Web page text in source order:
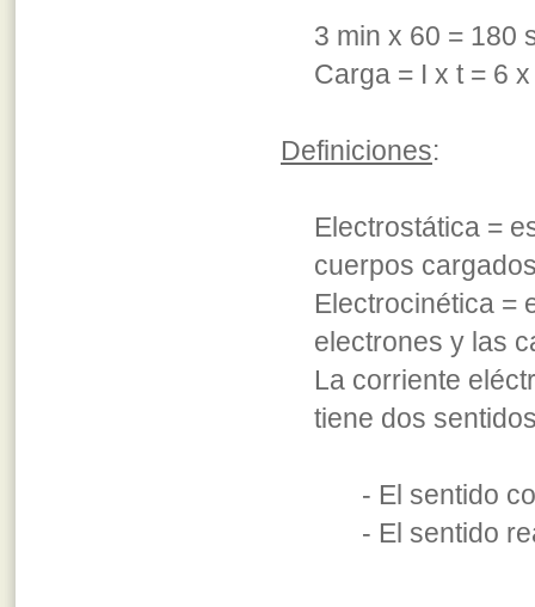
3 min x 60 = 180
Carga = I x t = 6
Definiciones:
Electrostática =
cuerpos
Electrocinética =
electrones y las
La corriente
tiene dos
- El sentido
- El sentido